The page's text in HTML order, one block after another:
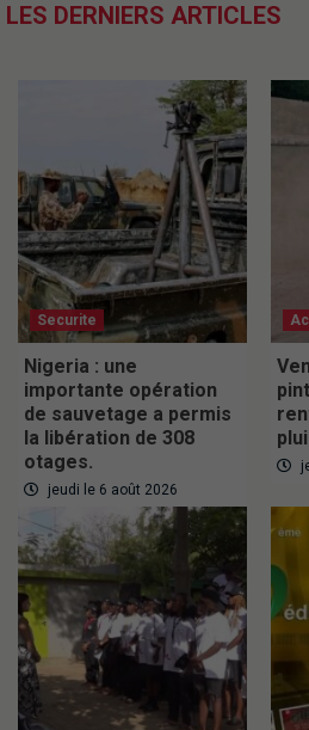
LES DERNIERS ARTICLES
Securite
Nigeria : une
importante opération
de sauvetage a permis
la libération de 308
otages.
jeudi le 6 août 2026